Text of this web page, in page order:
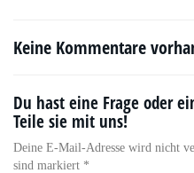
Keine Kommentare
Du hast eine Frage oder
Teile sie mit uns!
Deine E-Mail-Adresse wird nicht
sind markiert *